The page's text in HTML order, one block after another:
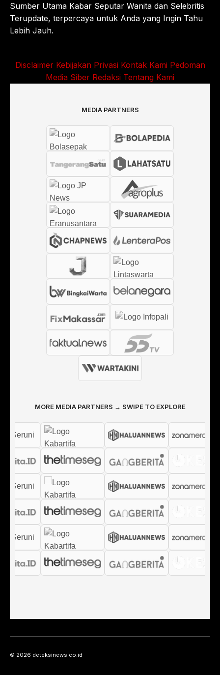
Sumber Utama Kabar Seputar Wanita dan Selebritis
Terupdate, terpercaya untuk Anda yang Ingin Tahu
Lebih Jauh.
Disclaimer Kebijakan Privasi Kontak Kami Pedoman
Media Siber Redaksi Tentang Kami
MEDIA PARTNERS
MORE MEDIA PARTNERS → SWIPE TO EXPLORE
© 2026 deteksinews.co.id